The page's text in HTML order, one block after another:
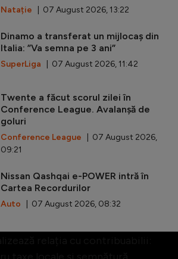
Natație | 07 August 2026, 13:22
Dinamo a transferat un mijlocaș din
Italia: ”Va semna pe 3 ani”
SuperLiga | 07 August 2026, 11:42
Twente a făcut scorul zilei în
Conference League. Avalanșă de
goluri
Conference League | 07 August 2026,
09:21
Nissan Qashqai e-POWER intră în
Cartea Recordurilor
Auto | 07 August 2026, 08:32